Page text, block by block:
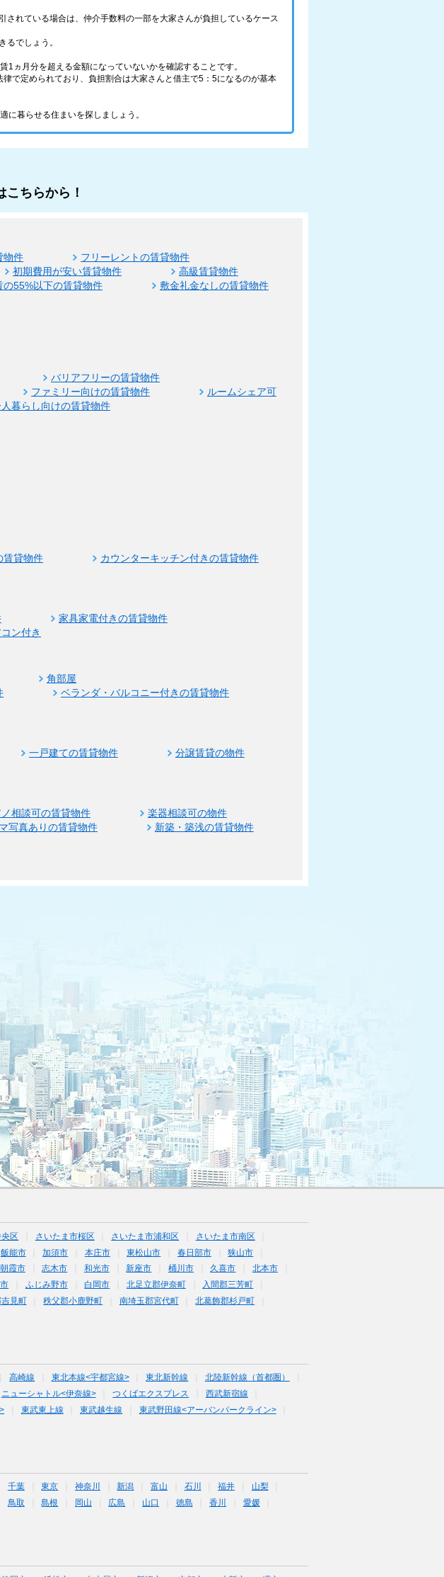
れている場合は、仲介手数料の一部を大家さんが負担しているケース
るでしょう。
ヵ月分を超える金額になっていないかを確認することです。
で定められており、負担割合は大家さんと借主で5：5になるのが基本
に暮らせる住まいを探しましょう。
ちらから！
物件
フリーレントの賃貸物件
初期費用が安い賃貸物件
高級賃貸物件
の55%以下の賃貸物件 敷金礼金なしの賃貸物件
バリアフリーの賃貸物件
ファミリー向けの賃貸物件
ルームシェア可
暮らし向けの賃貸物件
賃貸物件
カウンターキッチン付きの賃貸物件
家具家電付きの賃貸物件
ン付き
角部屋
ベランダ・バルコニー付きの賃貸物件
一戸建ての賃貸物件
分譲賃貸の物件
ノ相談可の賃貸物件
楽器相談可の物件
写真ありの賃貸物件
新築・築浅の賃貸物件
区 さいたま市桜区 さいたま市浦和区
さいたま市南区
飯能市 加須市 本庄市 東松山市 春日部市
狭山市
朝霞市 志木市 和光市 新座市 桶川市 久喜市
北本市
ふじみ野市 白岡市 北足立郡伊奈町
入間郡三芳町
吉見町 秩父郡小鹿野町 南埼玉郡宮代町
北葛飾郡杉戸町
高崎線 東北本線<宇都宮線> 東北新幹線
北陸新幹線（首都圏）
ニューシャトル<伊奈線> つくばエクスプレス
西武新宿線
東武東上線 東武越生線
東武野田線<アーバンパークライン>
千葉 東京 神奈川 新潟 富山 石川 福井
山梨
鳥取 島根 岡山 広島 山口 徳島 香川
愛媛